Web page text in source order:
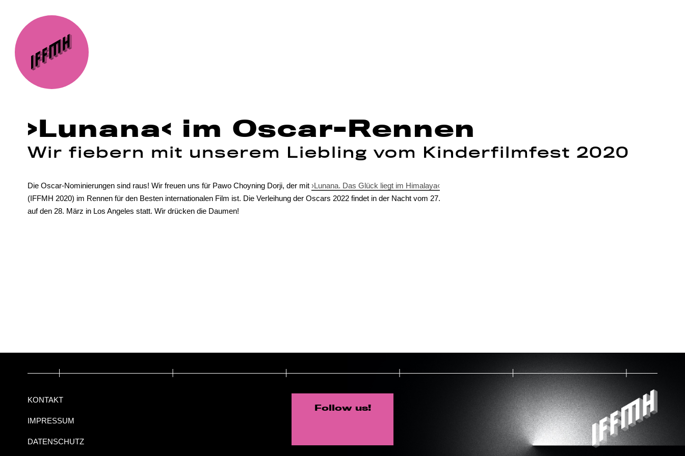
›Lunana‹ im Oscar-Rennen
Wir fiebern mit unserem Liebling vom Kinderfilmfest 2020
Die Oscar-Nominierungen sind raus! Wir freuen uns für Pawo Choyning Dorji, der mit ›Lunana. Das Glück liegt im Himalaya‹
(IFFMH 2020) im Rennen für den Besten internationalen Film ist. Die Verleihung der Oscars 2022 findet in der Nacht vom 27.
auf den 28. März in Los Angeles statt. Wir drücken die Daumen!
KONTAKT
IMPRESSUM
DATENSCHUTZ
Follow us!